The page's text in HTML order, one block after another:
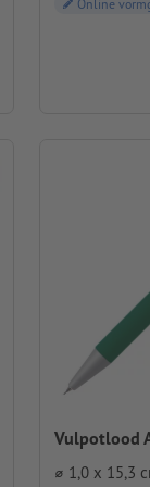
Online
Vulpotlood
⌀ 1,0 x 15,3